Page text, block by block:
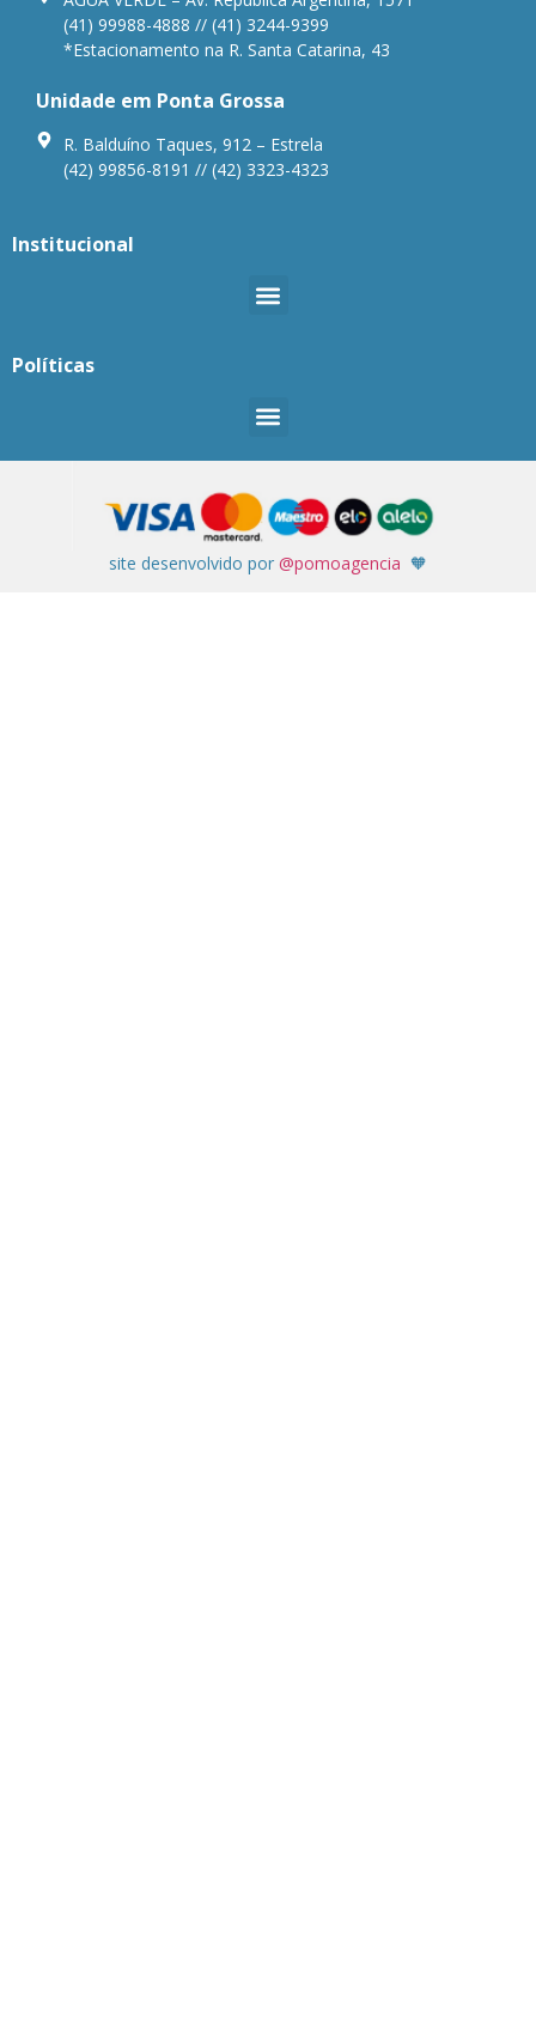
(41) 99988-4888 // (41) 3244-9399
*Estacionamento na R. Santa Catarina, 43
Unidade em Ponta Grossa
R. Balduíno Taques, 912 – Estrela
(42) 99856-8191 // (42) 3323-4323
Institucional
Políticas
site desenvolvido por @pomoagencia 🧡